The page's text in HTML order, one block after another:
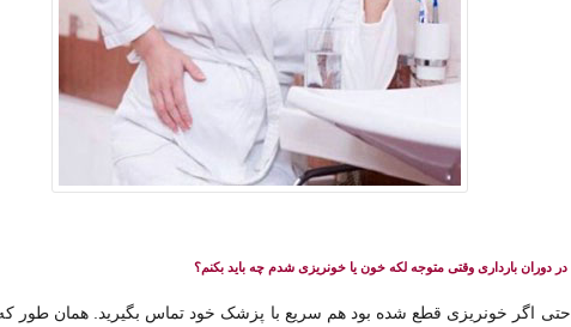
در دوران بارداری وقتی متوجه لکه خون یا خونریزی شدم چه باید بکنم؟
حتی اگر خونریزی قطع شده بود هم سریع با پزشک خود تماس بگیرید. همان طور